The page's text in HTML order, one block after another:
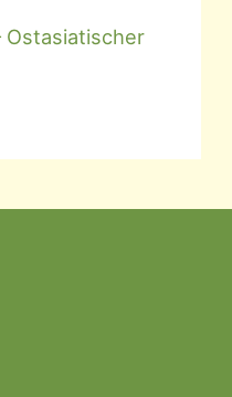
Ostasiatischer